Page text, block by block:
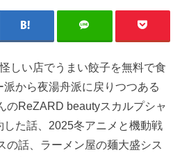
しい店でうまい餃子を無料で食
から夜湯舟派に戻りつつある
のReZARD beautyスカルプシャ
した話、2025冬アニメと機動戦
の話、ラーメン屋の麺大盛シス